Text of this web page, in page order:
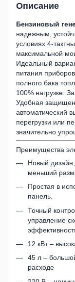
Описание
Бензиновый
надежным,
условиях 4-
максимальной
Идеальный
питания
полного бака
100% нагрузке.
Удобная
автоматический
перегрузки или
значительно
Преимущества
Новый
меньший
Простая в
панель.
Точный
управление
12 кВт –
45 л –
расходе